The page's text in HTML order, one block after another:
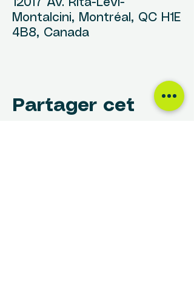
12017 Av. Rita-Levi-
Montalcini, Montréal, QC H1E
4B8, Canada
Partager cet